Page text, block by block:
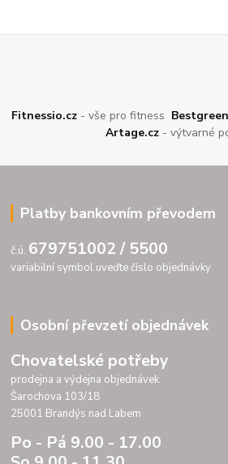
Fitnessio.cz - vše pro fitness
Artage.cz - výtvarné
Platby bankovním převodem
č.ú. 679751002 / 5500
variabilní symbol uveďte číslo objednávky
Osobní převzetí objednávek
Chovatelské potřeby
prodejna a výdejna objednávek
Šarochova 103/18
25001 Brandýs nad Labem
Po - Pá 9.00 - 17.00